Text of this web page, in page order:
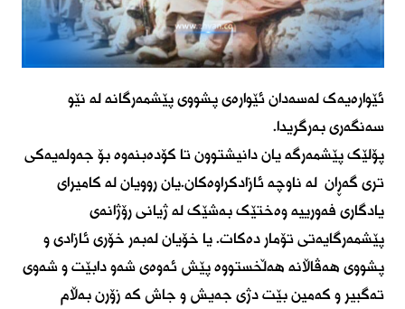
ئێوارەیەک لەسەدان ئێوارەی پشووی پێشمەرگانە لە نێو
سەنگەری بەرگریدا.
پۆلێک پێشمەرگە یان دانیشتوون تا کۆدەبنەوە بۆ جەولەیەکی
تری گەڕان لە ناوچە ئازادکراوەکان.یان روویان لە کامیرای
یادگاری فەورییە وەختێک بەشێک لە ژیانی رۆژانەی
پێشمەرگایەتی تۆمار دەکات. یا خۆیان لەبەر خۆری ئازادی و
پشووی هەڤاڵانە هەڵخستووە پێش ئەوەی شەو دابێت و شەوی
تەگبیر و کەمین بێت دژی جەیش و جاش کە زۆرن بەڵام